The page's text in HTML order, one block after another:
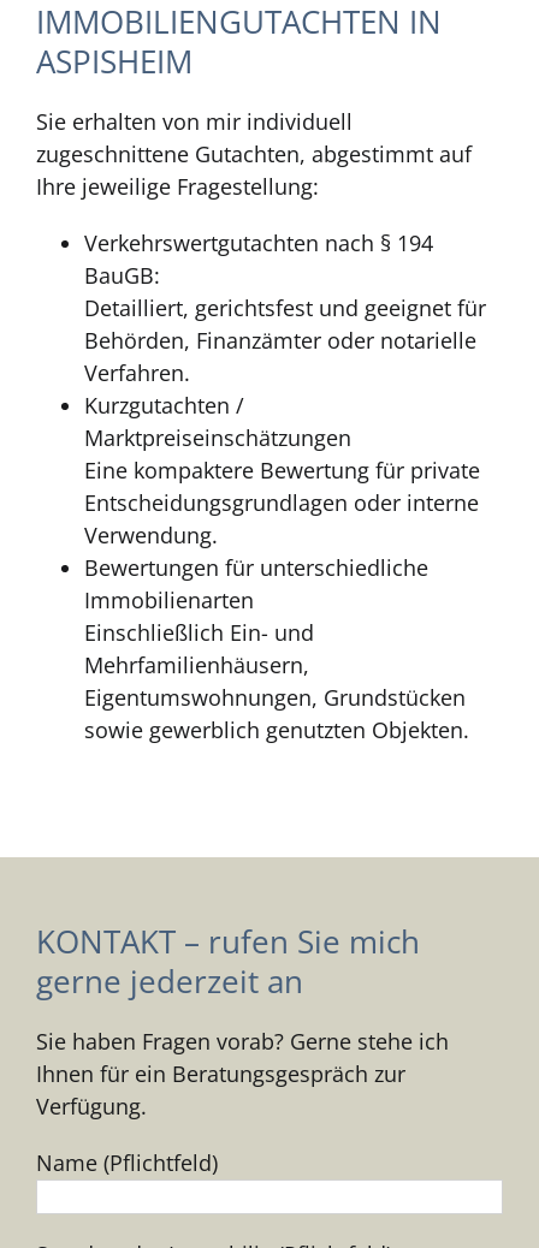
IMMOBILIENGUTACHTEN IN
ASPISHEIM
Sie erhalten von mir individuell
zugeschnittene Gutachten, abgestimmt auf
Ihre jeweilige Fragestellung:
Verkehrswertgutachten nach § 194
BauGB:
Detailliert, gerichtsfest und geeignet für
Behörden, Finanzämter oder notarielle
Verfahren.
Kurzgutachten /
Marktpreiseinschätzungen
Eine kompaktere Bewertung für private
Entscheidungsgrundlagen oder interne
Verwendung.
Bewertungen für unterschiedliche
Immobilienarten
Einschließlich Ein- und
Mehrfamilienhäusern,
Eigentumswohnungen, Grundstücken
sowie gewerblich genutzten Objekten.
KONTAKT – rufen Sie mich
gerne jederzeit an
Sie haben Fragen vorab? Gerne stehe ich
Ihnen für ein Beratungsgespräch zur
Verfügung.
Name (Pflichtfeld)